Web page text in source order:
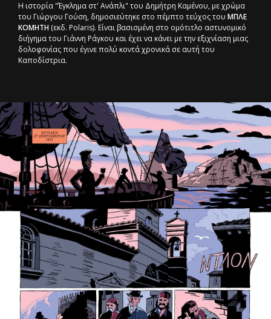
H ιστορία "Έγκλημα στ' Ανάπλι" του Δημήτρη Καμένου, με χρώμα
του Γιώργου Γούση, δημοσιεύτηκε στο πέμπτο τεύχος του ΜΠΛΕ
ΚΟΜΗΤΗ (εκδ. Polaris). Είναι βασισμένη στο ομότιτλο αστυνομικό
διήγημα του Γιάννη Ράγκου και έχει να κάνει με την εξιχνίαση μιας
δολοφονίας που έγινε πολύ κοντά χρονικά σε αυτή του
Καποδίστρια.